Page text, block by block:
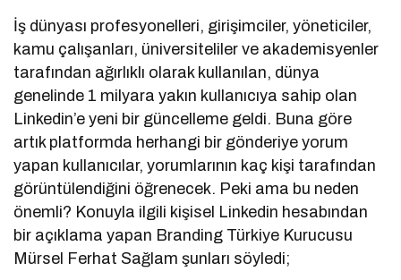
İş dünyası profesyonelleri, girişimciler, yöneticiler,
kamu çalışanları, üniversiteliler ve akademisyenler
tarafından ağırlıklı olarak kullanılan, dünya
genelinde 1 milyara yakın kullanıcıya sahip olan
Linkedin’e yeni bir güncelleme geldi. Buna göre
artık platformda herhangi bir gönderiye yorum
yapan kullanıcılar, yorumlarının kaç kişi tarafından
görüntülendiğini öğrenecek. Peki ama bu neden
önemli? Konuyla ilgili kişisel Linkedin hesabından
bir açıklama yapan Branding Türkiye Kurucusu
Mürsel Ferhat Sağlam şunları söyledi;